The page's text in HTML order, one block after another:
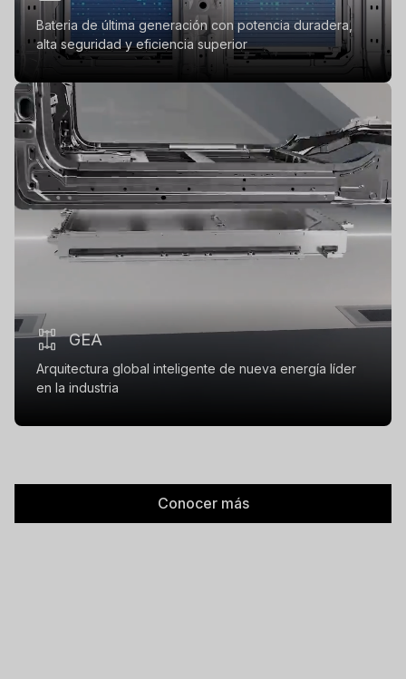
Bateria de última generación con potencia duradera,
alta seguridad y eficiencia superior
GEA
Arquitectura global inteligente de nueva energía líder
en la industria
Conocer más